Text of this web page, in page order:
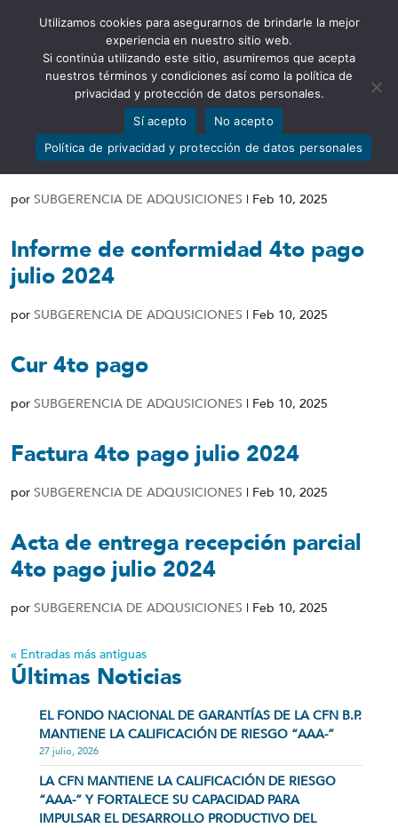
Abrir barra de herramientas
Acta de entrega recepción
definitiva julio 2024
por SUBGERENCIA DE ADQUSICIONES | Feb 10, 2025
Informe de conformidad 4to pago
julio 2024
por SUBGERENCIA DE ADQUSICIONES | Feb 10, 2025
Cur 4to pago
por SUBGERENCIA DE ADQUSICIONES | Feb 10, 2025
Factura 4to pago julio 2024
por SUBGERENCIA DE ADQUSICIONES | Feb 10, 2025
Acta de entrega recepción parcial
4to pago julio 2024
por SUBGERENCIA DE ADQUSICIONES | Feb 10, 2025
« Entradas más antiguas
Últimas Noticias
EL FONDO NACIONAL DE GARANTÍAS DE LA CFN B.P.
MANTIENE LA CALIFICACIÓN DE RIESGO “AAA-”
27 julio, 2026
LA CFN MANTIENE LA CALIFICACIÓN DE RIESGO
“AAA-” Y FORTALECE SU CAPACIDAD PARA
IMPULSAR EL DESARROLLO PRODUCTIVO DEL
Utilizamos cookies para asegurarnos de brindarle la mejor
experiencia en nuestro sitio web.
Si continúa utilizando este sitio, asumiremos que acepta
nuestros términos y condiciones así como la política de
privacidad y protección de datos personales.
Sí acepto
No acepto
Política de privacidad y protección de datos personales